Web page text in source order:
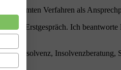
gesamten Verfahren als
Erstgespräch. Ich